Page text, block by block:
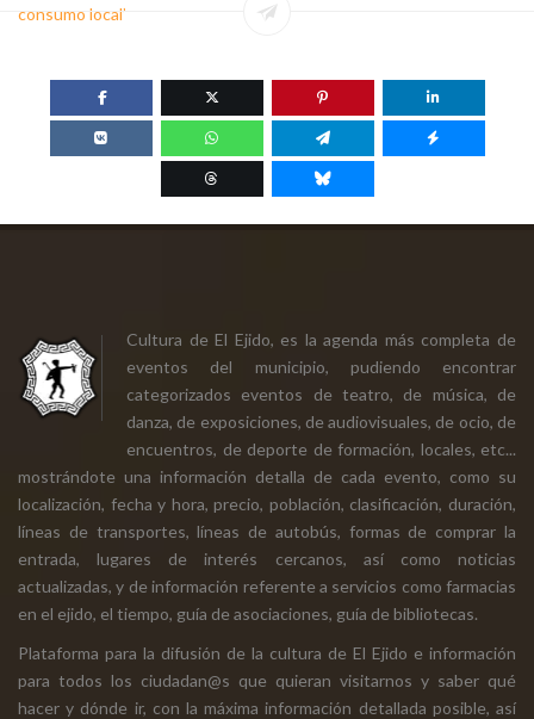
consumo local’
Cultura de El Ejido, es la agenda más completa de
eventos del municipio, pudiendo encontrar
categorizados eventos de teatro, de música, de
danza, de exposiciones, de audiovisuales, de ocio, de
encuentros, de deporte de formación, locales, etc...
mostrándote una información detalla de cada evento, como su
localización, fecha y hora, precio, población, clasificación, duración,
líneas de transportes, líneas de autobús, formas de comprar la
entrada, lugares de interés cercanos, así como noticias
actualizadas, y de información referente a servicios como farmacias
en el ejido, el tiempo, guía de asociaciones, guía de bibliotecas.
Plataforma para la difusión de la cultura de El Ejido e información
para todos los ciudadan@s que quieran visitarnos y saber qué
hacer y dónde ir, con la máxima información detallada posible, así